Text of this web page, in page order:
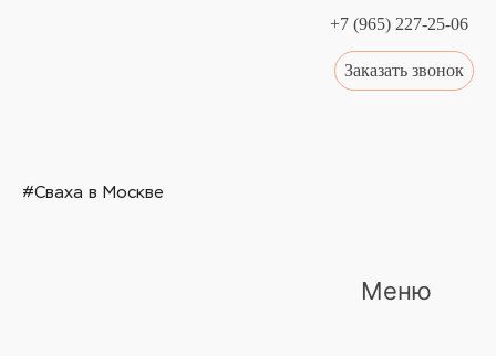
#Сваха в Москве
Меню
+7 (965) 227-25-06
Заказать звонок